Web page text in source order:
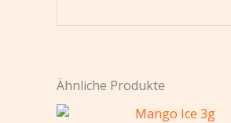
Ähnliche Produkte